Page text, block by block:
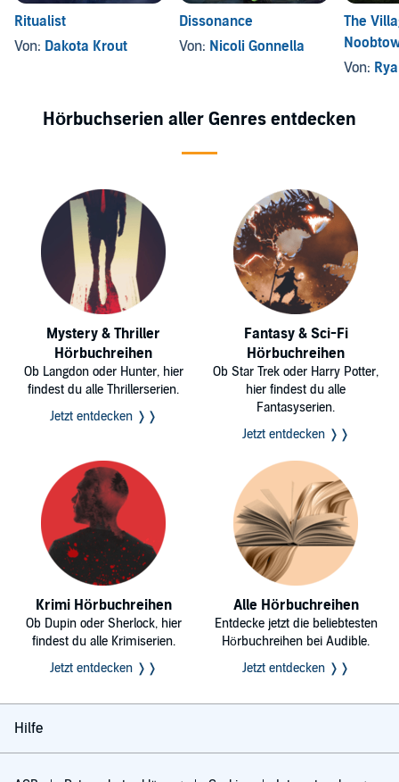
Ritualist
Von: Dakota Krout
Dissonance
Von: Nicoli Gonnella
The
Von:
Hörbuchserien aller Genres entdecken
Mystery & Thriller
Hörbuchreihen
Ob Langdon oder Hunter, hier
findest du alle Thrillerserien.
Jetzt entdecken ❭❭
Fantasy & Sci-Fi
Hörbuchreihen
Ob Star Trek oder Harry Potter,
hier findest du alle
Fantasyserien.
Jetzt entdecken ❭❭
Krimi Hörbuchreihen
Ob Dupin oder Sherlock, hier
findest du alle Krimiserien.
Jetzt entdecken ❭❭
Alle Hörbuchreihen
Entdecke jetzt die beliebtesten
Hörbuchreihen bei Audible.
Jetzt entdecken ❭❭
Hilfe